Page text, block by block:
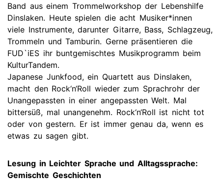
Band aus einem Trommelworkshop der Lebenshilfe
Dinslaken. Heute spielen die acht Musiker*innen
viele Instrumente, darunter Gitarre, Bass, Schlagzeug,
Trommeln und Tamburin. Gerne präsentieren die
FUD`iES ihr buntgemischtes Musikprogramm beim
KulturTandem.
Japanese Junkfood, ein Quartett aus Dinslaken,
macht den Rock‘n‘Roll wieder zum Sprachrohr der
Unangepassten in einer angepassten Welt. Mal
bittersüß, mal unangenehm. Rock‘n‘Roll ist nicht tot
oder von gestern. Er ist immer genau da, wenn es
etwas zu sagen gibt.
Lesung in Leichter Sprache und Alltagssprache:
Gemischte Geschichten